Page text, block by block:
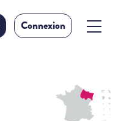
Connexion